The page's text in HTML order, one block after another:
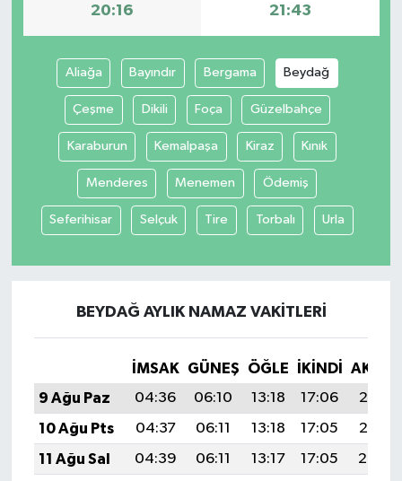
20:16 21:43
Aliağa Bayındır Bergama Beydağ
Çeşme Dikili Foça Güzelbahçe
Karaburun Kemalpaşa Kiraz Kınık
Menderes Menemen Ödemiş
Seferihisar Selçuk Tire Torbalı Urla
BEYDAĞ AYLIK NAMAZ VAKITLERI
İMSAK GÜNEŞ ÖĞLE İKINDI
9 Ağu Paz
04:36 06:10 13:18 17:06
20:16
10 Ağu Pts
04:37 06:11 13:18 17:05
20:15
11 Ağu Sal
04:39 06:11 13:17 17:05
20:14